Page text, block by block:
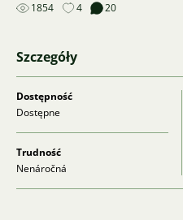
1854 4 20
Szczegóły
Dostępność
Dostępne
Trudność
Nenáročná